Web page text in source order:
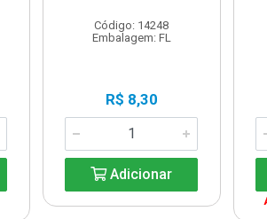
Código: 14248
Embalagem: FL
R$ 8,30
Adicionar